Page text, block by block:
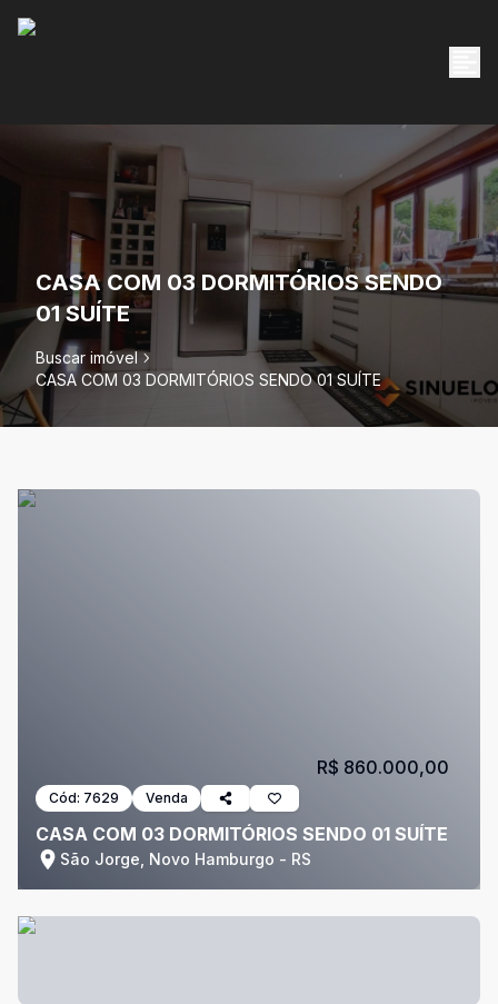
CASA COM 03 DORMITÓRIOS SENDO
01 SUÍTE
Buscar imóvel
CASA COM 03 DORMITÓRIOS SENDO 01 SUÍTE
Cód: 7629 Venda
CASA COM 03 DORMITÓRIOS SENDO 01 SUÍTE
São Jorge, Novo Hamburgo - RS
R$ 860.000,00